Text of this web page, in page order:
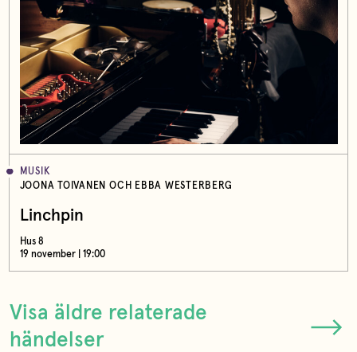
MUSIK
JOONA TOIVANEN OCH EBBA WESTERBERG
Linchpin
Hus 8
19 november | 19:00
Visa äldre relaterade
händelser